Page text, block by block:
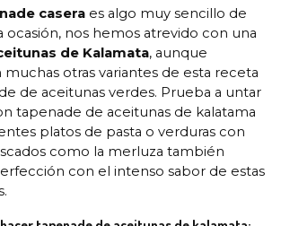
casera es algo muy sencillo de
ocasión, nos hemos atrevido con una
de Kalamata, aunque
otras variantes de esta receta
de aceitunas verdes. Prueba a untar
tapenade de aceitunas de kalatama
platos de pasta o verduras con
como la merluza también
con el intenso sabor de estas